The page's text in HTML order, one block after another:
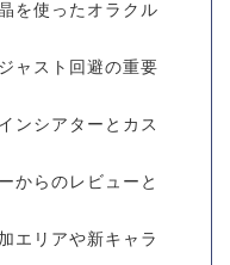
を使ったオラクル
ャスト回避の重要
ンシアターとカス
からのレビューと
エリアや新キャラ